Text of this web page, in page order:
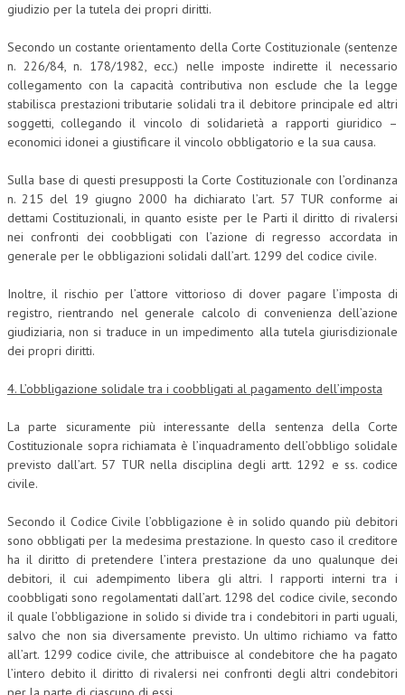
giudizio per la tutela dei propri diritti.
Secondo un costante orientamento della Corte Costituzionale (sentenze
n. 226/84, n. 178/1982, ecc.) nelle imposte indirette il necessario
collegamento con la capacità contributiva non esclude che la legge
stabilisca prestazioni tributarie solidali tra il debitore principale ed altri
soggetti, collegando il vincolo di solidarietà a rapporti giuridico –
economici idonei a giustificare il vincolo obbligatorio e la sua causa.
Sulla base di questi presupposti la Corte Costituzionale con l’ordinanza
n. 215 del 19 giugno 2000 ha dichiarato l’art. 57 TUR conforme ai
dettami Costituzionali, in quanto esiste per le Parti il diritto di rivalersi
nei confronti dei coobbligati con l’azione di regresso accordata in
generale per le obbligazioni solidali dall’art. 1299 del codice civile.
Inoltre, il rischio per l’attore vittorioso di dover pagare l’imposta di
registro, rientrando nel generale calcolo di convenienza dell’azione
giudiziaria, non si traduce in un impedimento alla tutela giurisdizionale
dei propri diritti.
4. L’obbligazione solidale tra i coobbligati al pagamento dell’imposta
La parte sicuramente più interessante della sentenza della Corte
Costituzionale sopra richiamata è l’inquadramento dell’obbligo solidale
previsto dall’art. 57 TUR nella disciplina degli artt. 1292 e ss. codice
civile.
Secondo il Codice Civile l’obbligazione è in solido quando più debitori
sono obbligati per la medesima prestazione. In questo caso il creditore
ha il diritto di pretendere l’intera prestazione da uno qualunque dei
debitori, il cui adempimento libera gli altri. I rapporti interni tra i
coobbligati sono regolamentati dall’art. 1298 del codice civile, secondo
il quale l’obbligazione in solido si divide tra i condebitori in parti uguali,
salvo che non sia diversamente previsto. Un ultimo richiamo va fatto
all’art. 1299 codice civile, che attribuisce al condebitore che ha pagato
l’intero debito il diritto di rivalersi nei confronti degli altri condebitori